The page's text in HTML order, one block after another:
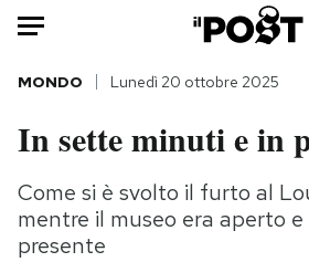
Auto
HOME
Italia
Mondo
Politica
Moda
Libri
MONDO Lunedì 20 ottobre 2025
In sette minuti e in
Come si è svolto il furto al
mentre il museo era aperto e
presente